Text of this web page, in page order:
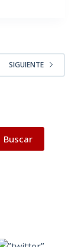
SIGUIENTE
Buscar